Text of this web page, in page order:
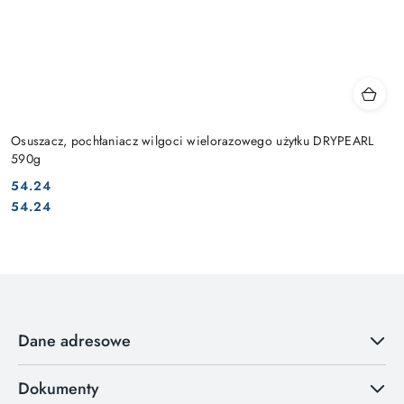
Osuszacz, pochłaniacz wilgoci wielorazowego użytku DRYPEARL
590g
Cena:
54.24
Cena:
54.24
Dane adresowe
Dokumenty